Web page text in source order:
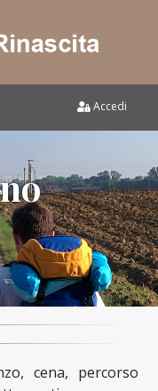
Accedi
cena, percorso